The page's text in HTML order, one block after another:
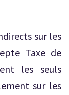
sur les
Taxe de
les seuls
sur les